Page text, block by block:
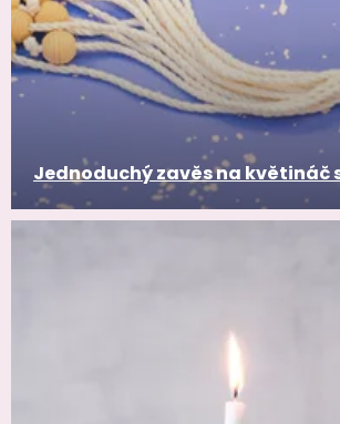
Jednoduchý zavěs na květináč